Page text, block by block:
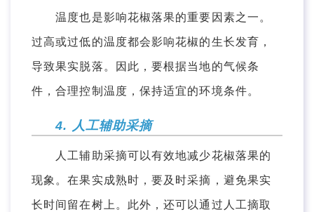
温度也是影响花椒落果的重要因素之一。
过高或过低的温度都会影响花椒的生长发育，
导致果实脱落。因此，要根据当地的气候条
件，合理控制温度，保持适宜的环境条件。
4. 人工辅助采摘
人工辅助采摘可以有效地减少花椒落果的
现象。在果实成熟时，要及时采摘，避免果实
长时间留在树上。此外，还可以通过人工摘取